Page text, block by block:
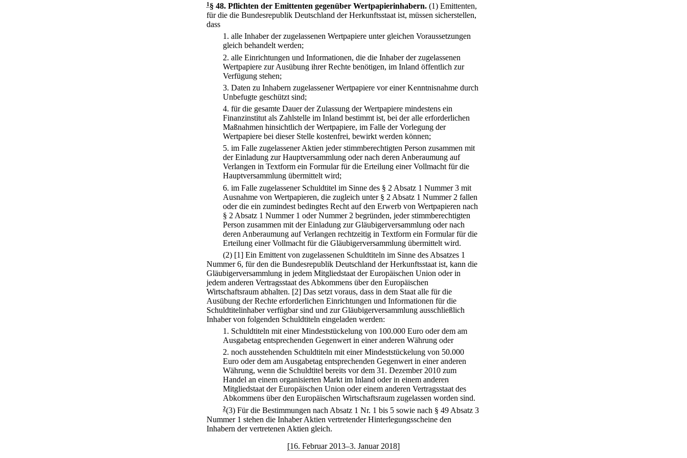
1 § 48. Pflichten der Emittenten gegenüber Wertpapierinhabern. (1) Emittenten,
für die die Bundesrepublik Deutschland der Herkunftsstaat ist, müssen sicherstellen,
dass
1. alle Inhaber der zugelassenen Wertpapiere unter gleichen Voraussetzungen
gleich behandelt werden;
2. alle Einrichtungen und Informationen, die die Inhaber der zugelassenen
Wertpapiere zur Ausübung ihrer Rechte benötigen, im Inland öffentlich zur
Verfügung stehen;
3. Daten zu Inhabern zugelassener Wertpapiere vor einer Kenntnisnahme durch
Unbefugte geschützt sind;
4. für die gesamte Dauer der Zulassung der Wertpapiere mindestens ein
Finanzinstitut als Zahlstelle im Inland bestimmt ist, bei der alle erforderlichen
Maßnahmen hinsichtlich der Wertpapiere, im Falle der Vorlegung der
Wertpapiere bei dieser Stelle kostenfrei, bewirkt werden können;
5. im Falle zugelassener Aktien jeder stimmberechtigten Person zusammen mit
der Einladung zur Hauptversammlung oder nach deren Anberaumung auf
Verlangen in Textform ein Formular für die Erteilung einer Vollmacht für die
Hauptversammlung übermittelt wird;
6. im Falle zugelassener Schuldtitel im Sinne des § 2 Absatz 1 Nummer 3 mit
Ausnahme von Wertpapieren, die zugleich unter § 2 Absatz 1 Nummer 2 fallen
oder die ein zumindest bedingtes Recht auf den Erwerb von Wertpapieren nach
§ 2 Absatz 1 Nummer 1 oder Nummer 2 begründen, jeder stimmberechtigten
Person zusammen mit der Einladung zur Gläubigerversammlung oder nach
deren Anberaumung auf Verlangen rechtzeitig in Textform ein Formular für die
Erteilung einer Vollmacht für die Gläubigerversammlung übermittelt wird.
(2) [1] Ein Emittent von zugelassenen Schuldtiteln im Sinne des Absatzes 1
Nummer 6, für den die Bundesrepublik Deutschland der Herkunftsstaat ist, kann die
Gläubigerversammlung in jedem Mitgliedstaat der Europäischen Union oder in
jedem anderen Vertragsstaat des Abkommens über den Europäischen
Wirtschaftsraum abhalten. [2] Das setzt voraus, dass in dem Staat alle für die
Ausübung der Rechte erforderlichen Einrichtungen und Informationen für die
Schuldtitelinhaber verfügbar sind und zur Gläubigerversammlung ausschließlich
Inhaber von folgenden Schuldtiteln eingeladen werden:
1. Schuldtiteln mit einer Mindeststückelung von 100.000 Euro oder dem am
Ausgabetag entsprechenden Gegenwert in einer anderen Währung oder
2. noch ausstehenden Schuldtiteln mit einer Mindeststückelung von 50.000
Euro oder dem am Ausgabetag entsprechenden Gegenwert in einer anderen
Währung, wenn die Schuldtitel bereits vor dem 31. Dezember 2010 zum
Handel an einem organisierten Markt im Inland oder in einem anderen
Mitgliedstaat der Europäischen Union oder einem anderen Vertragsstaat des
Abkommens über den Europäischen Wirtschaftsraum zugelassen worden sind.
2(3) Für die Bestimmungen nach Absatz 1 Nr. 1 bis 5 sowie nach § 49 Absatz 3
Nummer 1 stehen die Inhaber Aktien vertretender Hinterlegungsscheine den
Inhabern der vertretenen Aktien gleich.
[16. Februar 2013–3. Januar 2018]